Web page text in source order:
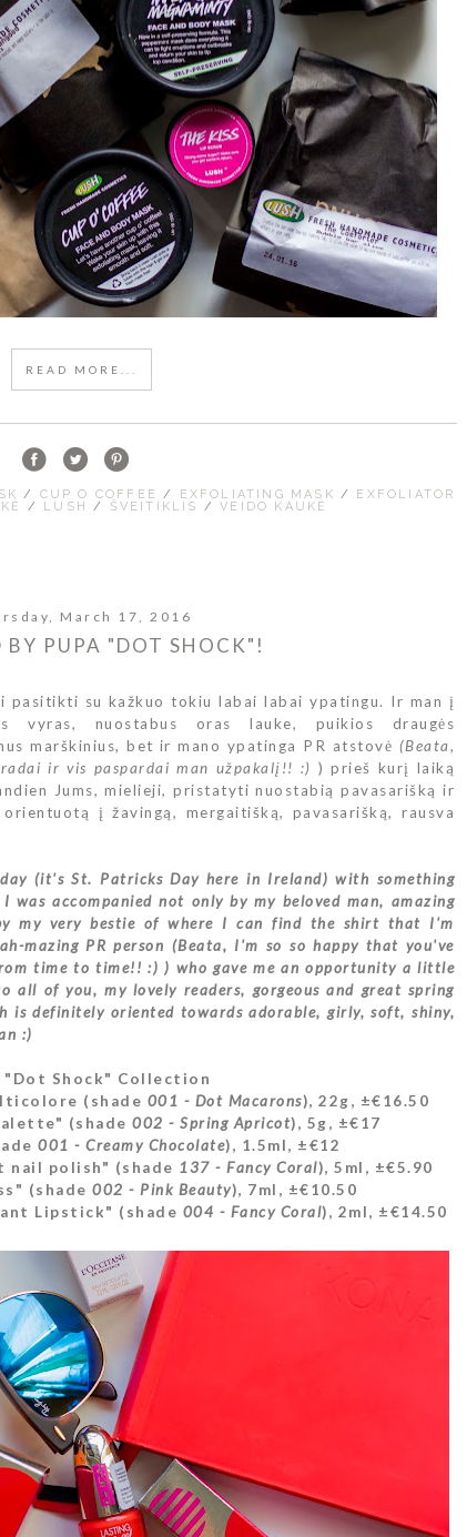
READ MORE...
/ CUP O COFFEE/ EXFOLIATING MASK/ EXFOLIATOR
/ LUSH/ ŠVEITIKLIS /VEIDO KAUKĖ
March 17, 2016
BY PUPA "DOT SHOCK"!
pasitikti su kažkuo tokiu labai labai ypatingu. Ir man į
vyras, nuostabus oras lauke, puikios draugės
marškinius, bet ir mano ypatinga PR atstovė (Beata,
ir vis paspardai man užpakalį!! :) ) prieš kurį laiką
Jums, mielieji, pristatyti nuostabią pavasarišką ir
į žavingą, mergaitišką, pavasarišką, rausva
(it's St. Patricks Day here in Ireland) with something
was accompanied not only by my beloved man, amazing
my very bestie of where I can find the shirt that I'm
mazing PR person (Beata, I'm so so happy that you've
time to time!! :) ) who gave me an opportunity a little
of you, my lovely readers, gorgeous and great spring
is definitely oriented towards adorable, girly, soft, shiny,
:)
"Dot Shock" Collection
(shade 001 - Dot Macarons), 22g, ±€16.50
(shade 002 - Spring Apricot), 5g, ±€17
001 - Creamy Chocolate), 1.5ml, ±€12
nail polish" (shade 137 - Fancy Coral), 5ml, ±€5.90
(shade002 - Pink Beauty), 7ml, ±€10.50
Lipstick" (shade 004 - Fancy Coral), 2ml, ±€14.50